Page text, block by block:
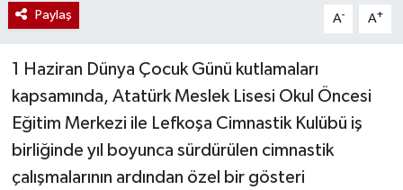
Paylaş A- A+
1 Haziran Dünya Çocuk Günü kutlamaları
kapsamında, Atatürk Meslek Lisesi Okul Öncesi
Eğitim Merkezi ile Lefkoşa Cimnastik Kulübü iş
birliğinde yıl boyunca sürdürülen cimnastik
çalışmalarının ardından özel bir gösteri